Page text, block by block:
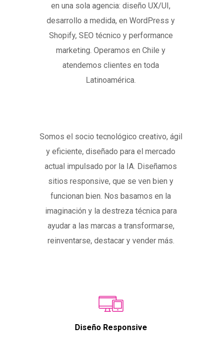
en una sola agencia: diseño UX/UI,
desarrollo a medida, en WordPress y
Shopify, SEO técnico y performance
marketing. Operamos en Chile y
atendemos clientes en toda
Latinoamérica.
Somos el socio tecnológico creativo, ágil
y eficiente, diseñado para el mercado
actual impulsado por la IA. Diseñamos
sitios responsive, que se ven bien y
funcionan bien. Nos basamos en la
imaginación y la destreza técnica para
ayudar a las marcas a transformarse,
reinventarse, destacar y vender más.
Diseño Responsive